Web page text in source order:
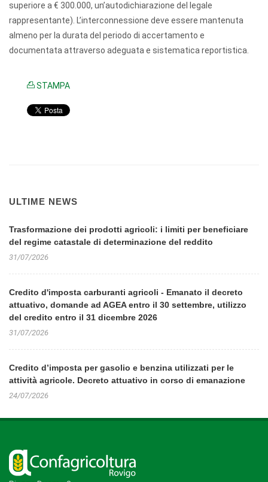
superiore a € 300.000, un’autodichiarazione del legale
rappresentante). L’interconnessione deve essere mantenuta
almeno per la durata del periodo di accertamento e
documentata attraverso adeguata e sistematica reportistica.
STAMPA
ULTIME NEWS
Trasformazione dei prodotti agricoli: i limiti per beneficiare
del regime catastale di determinazione del reddito
31/07/2026
Credito d'imposta carburanti agricoli - Emanato il decreto
attuativo, domande ad AGEA entro il 30 settembre, utilizzo
del credito entro il 31 dicembre 2026
31/07/2026
Credito d’imposta per gasolio e benzina utilizzati per le
attività agricole. Decreto attuativo in corso di emanazione
24/07/2026